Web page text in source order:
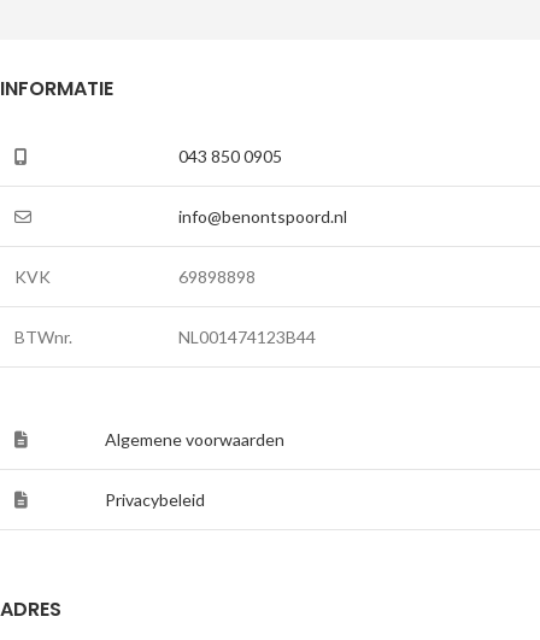
INFORMATIE
043 850 0905
info@benontspoord.nl
KVK 69898898
BTWnr. NL001474123B44
Algemene voorwaarden
Privacybeleid
ADRES